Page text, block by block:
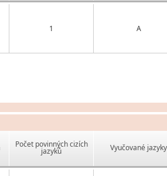
1 A
Počet povinných cizích
jazyků Vyučované jazyky